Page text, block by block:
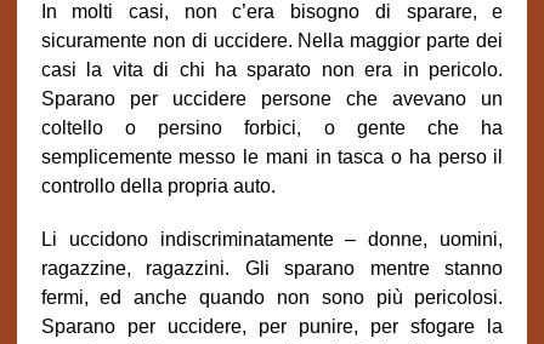
In molti casi, non c’era bisogno di sparare, e
sicuramente non di uccidere. Nella maggior parte dei
casi la vita di chi ha sparato non era in pericolo.
Sparano per uccidere persone che avevano un
coltello o persino forbici, o gente che ha
semplicemente messo le mani in tasca o ha perso il
controllo della propria auto.
Li uccidono indiscriminatamente – donne, uomini,
ragazzine, ragazzini. Gli sparano mentre stanno
fermi, ed anche quando non sono più pericolosi.
Sparano per uccidere, per punire, per sfogare la